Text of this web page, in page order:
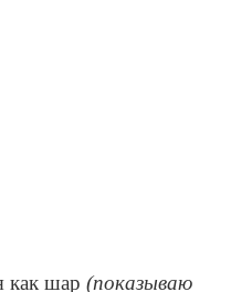
как шар (показываю